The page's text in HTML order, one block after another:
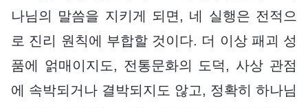
나님의 말씀을 지키게 되면, 네 실행은 전적으
로 진리 원칙에 부합할 것이다. 더 이상 패괴 성
품에 얽매이지도, 전통문화의 도덕, 사상 관점
에 속박되거나 결박되지도 않고, 정확히 하나님